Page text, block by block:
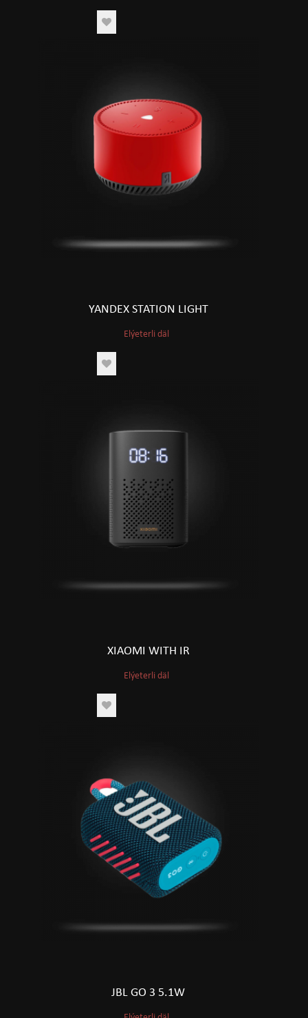
YANDEX STATION LIGHT
Elýeterli däl
XIAOMI WITH IR
Elýeterli däl
JBL GO 3 5.1W